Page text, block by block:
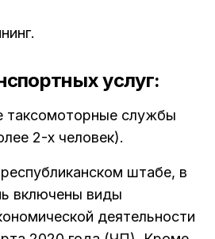
услуг:
таксомоторные службы
2-х человек).
штабе, в
включены виды
деятельности